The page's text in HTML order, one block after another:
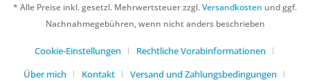
* Alle Preise inkl. gesetzl. Mehrwertsteuer zzgl.Versandkosten und ggf.
Nachnahmegebühren, wenn nicht anders beschrieben
Cookie-Einstellungen
Rechtliche Vorabinformationen
Über mich
Kontakt
Versand und Zahlungsbedingungen